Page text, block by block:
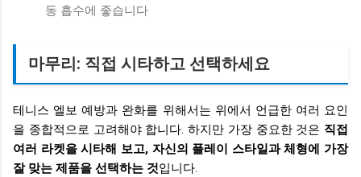
동 흡수에 좋습니다
마무리: 직접 시타하고 선택하세요
테니스 엘보 예방과 완화를 위해서는 위에서 언급한 여러 요인
을 종합적으로 고려해야 합니다. 하지만 가장 중요한 것은 직접
여러 라켓을 시타해 보고, 자신의 플레이 스타일과 체형에 가장
잘 맞는 제품을 선택하는 것입니다.